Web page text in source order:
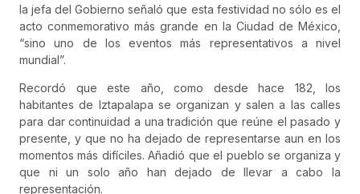
la jefa del Gobierno señaló que esta festividad no sólo es el
acto conmemorativo más grande en la Ciudad de México,
“sino uno de los eventos más representativos a nivel
mundial”.
Recordó que este año, como desde hace 182, los
habitantes de Iztapalapa se organizan y salen a las calles
para dar continuidad a una tradición que reúne el pasado y
presente, y que no ha dejado de representarse aun en los
momentos más difíciles. Añadió que el pueblo se organiza y
que ni un solo año han dejado de llevar a cabo la
representación.